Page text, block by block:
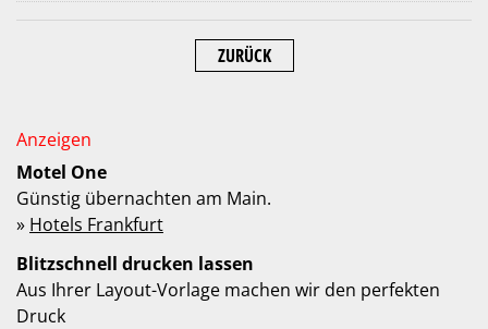
ZURÜCK
Motel One
Günstig übernachten am Main.
» Hotels Frankfurt
Blitzschnell drucken lassen
Aus Ihrer Layout-Vorlage machen wir den perfekten
Druck